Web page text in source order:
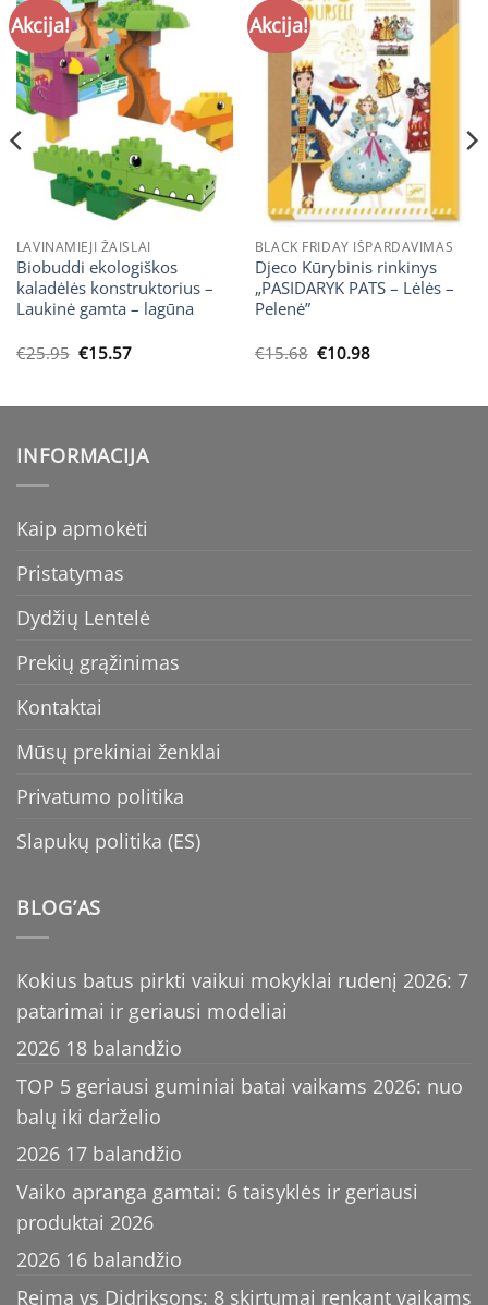
Akcija!
LAVINAMIEJI ŽAISLAI
Biobuddi ekologiškos
kaladėlės konstruktorius –
Laukinė gamta – lagūna
€25.95 Original
€25.95.
€15.57Current
€15.57.
Akcija!
BLACK FRIDAY IŠPARDAVIMAS
Djeco Kūrybinis rinkinys
„PASIDARYK PATS – Lėlės –
Pelenė”
€15.68 Original
€15.68.
€10.98Current
€10.98.
INFORMACIJA
Kaip apmokėti
Pristatymas
Dydžių Lentelė
Prekių grąžinimas
Kontaktai
Mūsų prekiniai ženklai
Privatumo politika
Slapukų politika (ES)
BLOG’AS
Kokius batus pirkti vaikui mokyklai rudenį 2026: 7
patarimai ir geriausi modeliai
2026 18 balandžio
TOP 5 geriausi guminiai batai vaikams 2026: nuo
balų iki darželio
2026 17 balandžio
Vaiko apranga gamtai: 6 taisyklės ir geriausi
produktai 2026
2026 16 balandžio
Reima vs Didriksons: 8 skirtumai renkant vaikams